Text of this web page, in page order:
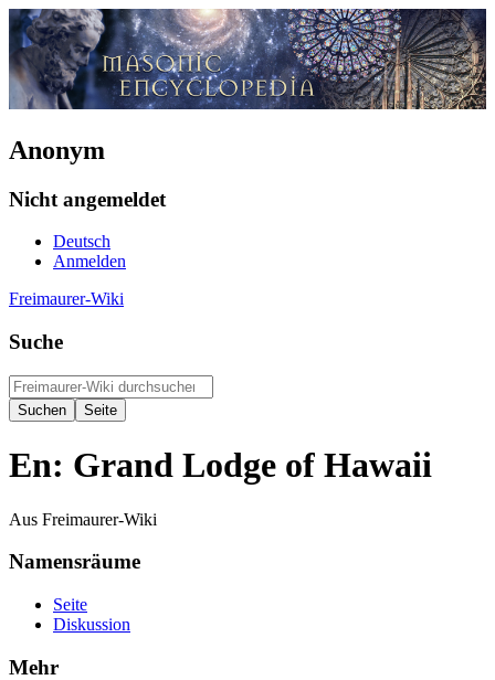
Anonym
Nicht angemeldet
Deutsch
Anmelden
Freimaurer-Wiki
Suche
En: Grand Lodge of Hawaii
Aus Freimaurer-Wiki
Namensräume
Seite
Diskussion
Mehr